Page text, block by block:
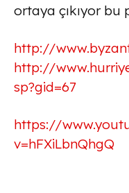
ortaya çıkıyor bu
http://
http://
sp?gid=67
https://
v=hFXiLbnQhgQ